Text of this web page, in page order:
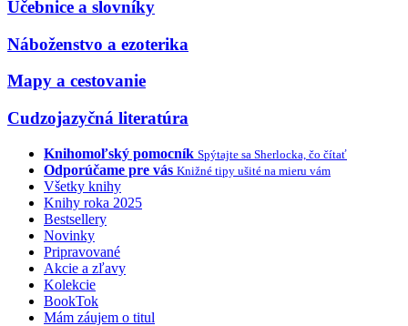
Učebnice a slovníky
Náboženstvo a ezoterika
Mapy a cestovanie
Cudzojazyčná literatúra
Knihomoľský pomocník Spýtajte sa Sherlocka, čo čítať
Odporúčame pre vás Knižné tipy ušité na mieru vám
Všetky knihy
Knihy roka 2025
Bestsellery
Novinky
Pripravované
Akcie a zľavy
Kolekcie
BookTok
Mám záujem o titul